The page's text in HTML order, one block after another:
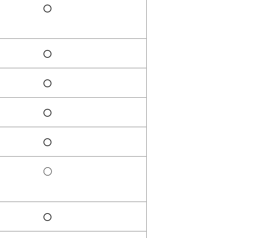
〇
〇
〇
〇
〇
○
〇